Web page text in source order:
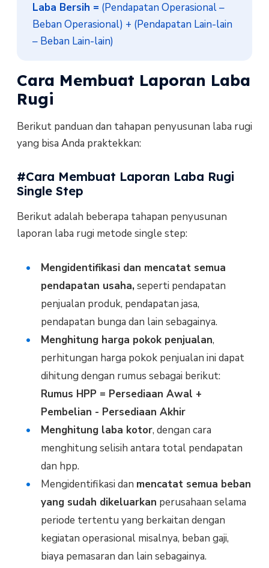
Laba Bersih = (Pendapatan Operasional –
Beban Operasional) + (Pendapatan Lain-lain
– Beban Lain-lain)
Cara Membuat Laporan Laba
Rugi
Berikut panduan dan tahapan penyusunan laba rugi
yang bisa Anda praktekkan:
#Cara Membuat Laporan Laba Rugi
Single Step
Berikut adalah beberapa tahapan penyusunan
laporan laba rugi metode single step:
Mengidentifikasi dan mencatat semua
pendapatan usaha,seperti pendapatan
penjualan produk, pendapatan jasa,
pendapatan bunga dan lain sebagainya.
Menghitung harga pokok penjualan,
perhitungan harga pokok penjualan ini dapat
dihitung dengan rumus sebagai berikut:
Rumus HPP = Persediaan Awal +
Pembelian - Persediaan Akhir
Menghitung laba kotor, dengan cara
menghitung selisih antara total pendapatan
dan hpp.
Mengidentifikasi dan mencatat semua beban
yang sudah dikeluarkan perusahaan selama
periode tertentu yang berkaitan dengan
kegiatan operasional misalnya, beban gaji,
biaya pemasaran dan lain sebagainya.